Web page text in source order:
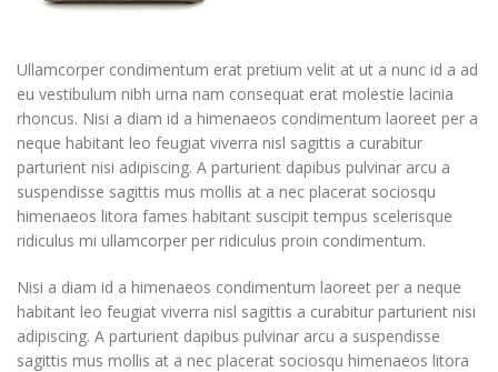
Ullamcorper condimentum erat pretium velit at ut a nunc id a ad
eu vestibulum nibh urna nam consequat erat molestie lacinia
rhoncus. Nisi a diam id a himenaeos condimentum laoreet per a
neque habitant leo feugiat viverra nisl sagittis a curabitur
parturient nisi adipiscing. A parturient dapibus pulvinar arcu a
suspendisse sagittis mus mollis at a nec placerat sociosqu
himenaeos litora fames habitant suscipit tempus scelerisque
ridiculus mi ullamcorper per ridiculus proin condimentum.
Nisi a diam id a himenaeos condimentum laoreet per a neque
habitant leo feugiat viverra nisl sagittis a curabitur parturient nisi
adipiscing. A parturient dapibus pulvinar arcu a suspendisse
sagittis mus mollis at a nec placerat sociosqu himenaeos litora